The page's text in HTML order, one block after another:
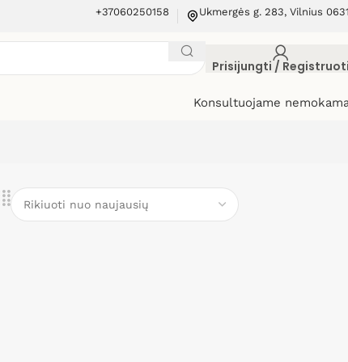
+37060250158 Ukmergės g. 283, Vilnius
Prisijungti /
Konsultuojame